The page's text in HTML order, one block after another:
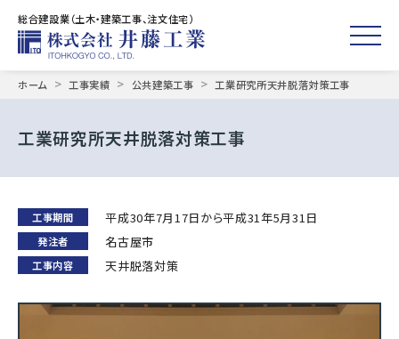
Skip
総合建設業（土木・建築工事、注文住宅）
ホーム> 工事実績 > 公共建築工事 >工業研究所天井脱落対策工事
工業研究所天井脱落対策工事
工事期間 平成30年7月17日から平成31年5月31日
発注者 名古屋市
工事内容 天井脱落対策